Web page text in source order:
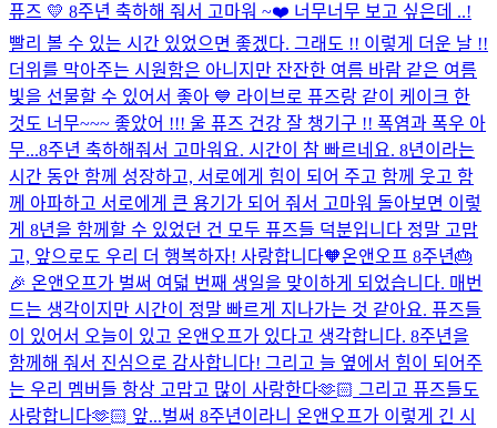
퓨즈 💛 8주년 축하해 줘서 고마워 ~❤️ 너무너무 보고 싶은데 ..!
빨리 볼 수 있는 시간 있었으면 좋겠다. 그래도 !! 이렇게 더운 날 !!
더위를 막아주는 시원함은 아니지만 잔잔한 여름 바람 같은 여름
빛을 선물할 수 있어서 좋아 💙 라이브로 퓨즈랑 같이 케이크 한
것도 너무~~~ 좋았어 !!! 울 퓨즈 건강 잘 챙기구 !! 폭염과 폭우 아
무...8주년 축하해줘서 고마워요. 시간이 참 빠르네요. 8년이라는
시간 동안 함께 성장하고, 서로에게 힘이 되어 주고 함께 웃고 함
께 아파하고 서로에게 큰 용기가 되어 줘서 고마워 돌아보면 이렇
게 8년을 함께할 수 있었던 건 모두 퓨즈들 덕분입니다 정말 고맙
고, 앞으로도 우리 더 행복하자! 사랑합니다🧡온앤오프 8주년🎂
🎉 온앤오프가 벌써 여덟 번째 생일을 맞이하게 되었습니다. 매번
드는 생각이지만 시간이 정말 빠르게 지나가는 것 같아요. 퓨즈들
이 있어서 오늘이 있고 온앤오프가 있다고 생각합니다. 8주년을
함께해 줘서 진심으로 감사합니다! 그리고 늘 옆에서 힘이 되어주
는 우리 멤버들 항상 고맙고 많이 사랑한다🫶🏻 그리고 퓨즈들도
사랑합니다🫶🏻 앞...벌써 8주년이라니 온앤오프가 이렇게 긴 시